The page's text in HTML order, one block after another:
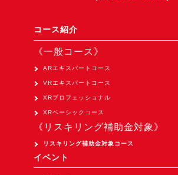
>XR Museum『Artlogue』開発中
《企業研修》
Unity研修
Apple Vision Pro アプリ開発研修
HoloLens 2 アプリ開発研修
《研究会》
XRビジネスフォーラム
《展示会》
コース紹介
《一般コース》
ARエキスパートコース
VRエキスパートコース
XRプロフェッショナル
XRベーシックコース
《リスキリング補助金対象》
リスキリング補助金対象コース
イベント